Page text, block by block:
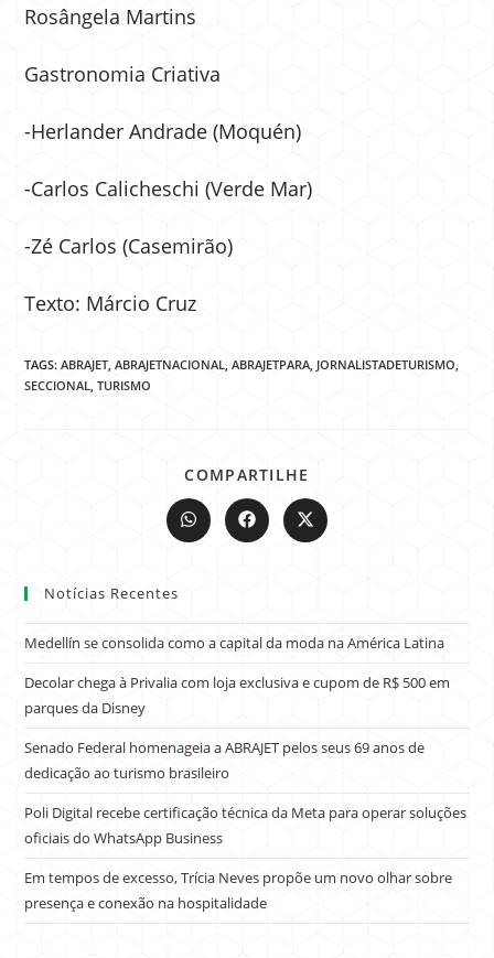
Rosângela Martins
Gastronomia Criativa
-Herlander Andrade (Moquén)
-Carlos Calicheschi (Verde Mar)
-Zé Carlos (Casemirão)
Texto: Márcio Cruz
TAGS:ABRAJET ABRAJETNACIONAL ABRAJETPARA JORNALISTADETURISMO
SECCIONAL
TURISMO
COMPARTILHE
Notícias Recentes
Medellín se consolida como a capital da moda na América Latina
Decolar chega à Privalia com loja exclusiva e cupom de R$ 500 em
parques da Disney
Senado Federal homenageia a ABRAJET pelos seus 69 anos de
dedicação ao turismo brasileiro
Poli Digital recebe certificação técnica da Meta para operar soluções
oficiais do WhatsApp Business
Em tempos de excesso, Trícia Neves propõe um novo olhar sobre
presença e conexão na hospitalidade